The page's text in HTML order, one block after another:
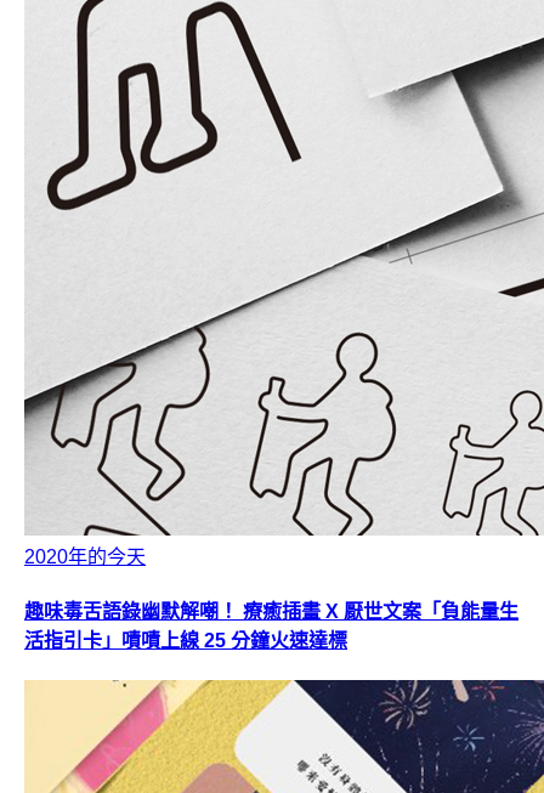
2020年的今天
趣味毒舌語錄幽默解嘲！ 療癒插畫 X 厭世文案「負能量生
活指引卡」嘖嘖上線 25 分鐘火速達標